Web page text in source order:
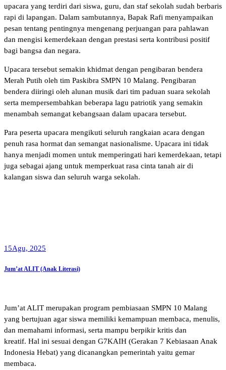
upacara yang terdiri dari siswa, guru, dan staf sekolah sudah berbaris
rapi di lapangan. Dalam sambutannya, Bapak Rafi menyampaikan
pesan tentang pentingnya mengenang perjuangan para pahlawan
dan mengisi kemerdekaan dengan prestasi serta kontribusi positif
bagi bangsa dan negara.
Upacara tersebut semakin khidmat dengan pengibaran bendera
Merah Putih oleh tim Paskibra SMPN 10 Malang. Pengibaran
bendera diiringi oleh alunan musik dari tim paduan suara sekolah
serta mempersembahkan beberapa lagu patriotik yang semakin
menambah semangat kebangsaan dalam upacara tersebut.
Para peserta upacara mengikuti seluruh rangkaian acara dengan
penuh rasa hormat dan semangat nasionalisme. Upacara ini tidak
hanya menjadi momen untuk memperingati hari kemerdekaan, tetapi
juga sebagai ajang untuk memperkuat rasa cinta tanah air di
kalangan siswa dan seluruh warga sekolah.
15Agu, 2025
Jum’at ALIT (Anak Literasi)
Jum’at ALIT merupakan program pembiasaan SMPN 10 Malang
yang bertujuan agar siswa memiliki kemampuan membaca, menulis,
dan memahami informasi, serta mampu berpikir kritis dan
kreatif. Hal ini sesuai dengan G7KAIH (Gerakan 7 Kebiasaan Anak
Indonesia Hebat) yang dicanangkan pemerintah yaitu gemar
membaca.